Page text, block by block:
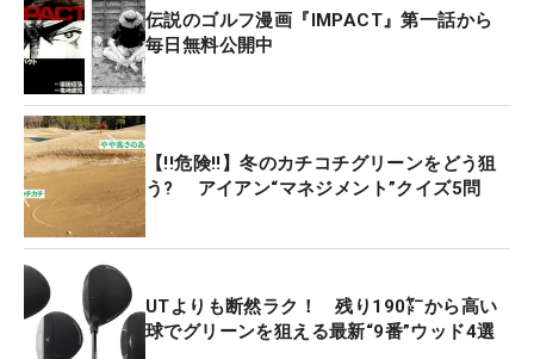
伝説のゴルフ漫画『IMPACT』第一話から
毎日無料公開中
【!!危険!!】冬のカチコチグリーンをどう狙
う? アイアン“マネジメント”クイズ5問
UTよりも断然ラク！ 残り190㍎から高い
球でグリーンを狙える最新“9番”ウッド4選